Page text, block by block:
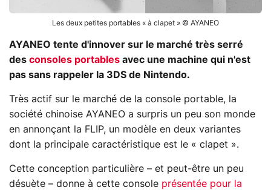
Les deux petites portables « à clapet » © AYANEO
AYANEO tente d'innover sur le marché très serré
des consoles portables avec une machine qui n'est
pas sans rappeler la 3DS de Nintendo.
Très actif sur le marché de la console portable, la
société chinoise AYANEO a surpris un peu son monde
en annonçant la FLIP, un modèle en deux variantes
dont la principale caractéristique est le « clapet ».
Cette conception particulière – et peut-être un peu
désuète – donne à cette console présentée pour la